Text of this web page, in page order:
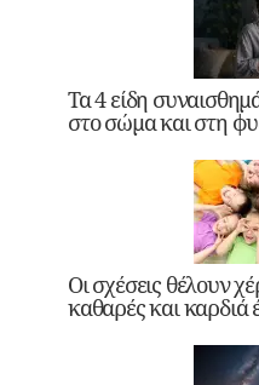
Τα 4 είδη
στο σώμα και στη
Οι σχέσεις θέλουν
καθαρές και καρδιά